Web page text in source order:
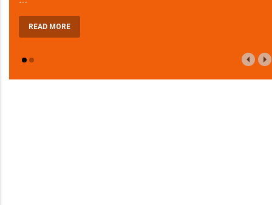
READ MORE